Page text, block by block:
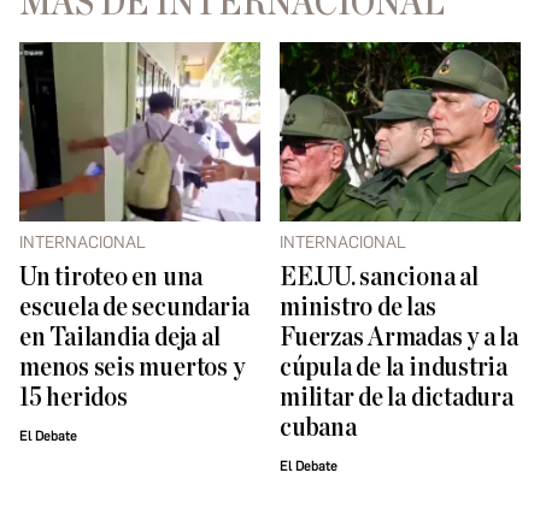
INTERNACIONAL
Un tiroteo en una
escuela de secundaria
en Tailandia deja al
menos seis muertos y
15 heridos
El Debate
INTERNACIONAL
EE.UU. sanciona al
ministro de las
Fuerzas Armadas y a la
cúpula de la industria
militar de la dictadura
cubana
El Debate